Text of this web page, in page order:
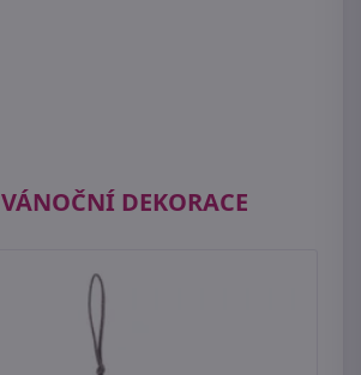
VÁNOČNÍ DEKORACE